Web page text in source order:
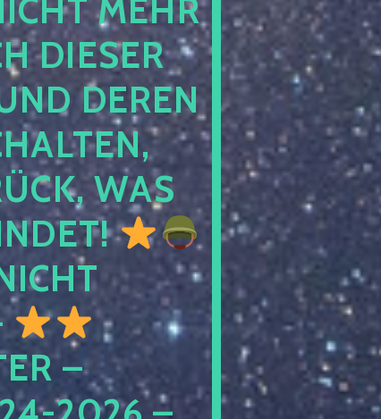
MEHR BE
NA
DEREN KI
EH
WAS AU
– S